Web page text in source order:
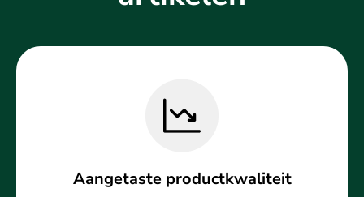
Aangetaste productkwaliteit